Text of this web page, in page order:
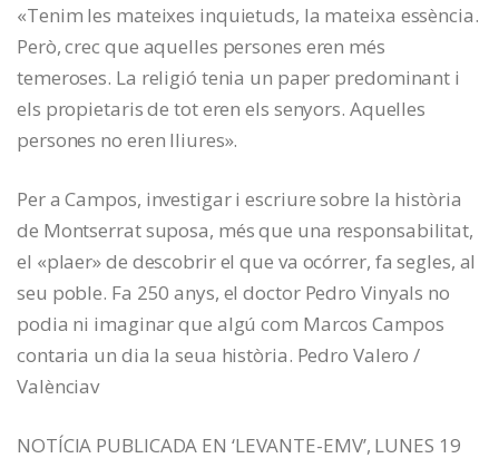
«Tenim les mateixes inquietuds, la mateixa essència.
Però, crec que aquelles persones eren més
temeroses. La religió tenia un paper predominant i
els propietaris de tot eren els senyors. Aquelles
persones no eren lliures».
Per a Campos, investigar i escriure sobre la història
de Montserrat suposa, més que una responsabilitat,
el «plaer» de descobrir el que va ocórrer, fa segles, al
seu poble. Fa 250 anys, el doctor Pedro Vinyals no
podia ni imaginar que algú com Marcos Campos
contaria un dia la seua història. Pedro Valero /
Valènciav
NOTÍCIA PUBLICADA EN ‘LEVANTE-EMV’, LUNES 19